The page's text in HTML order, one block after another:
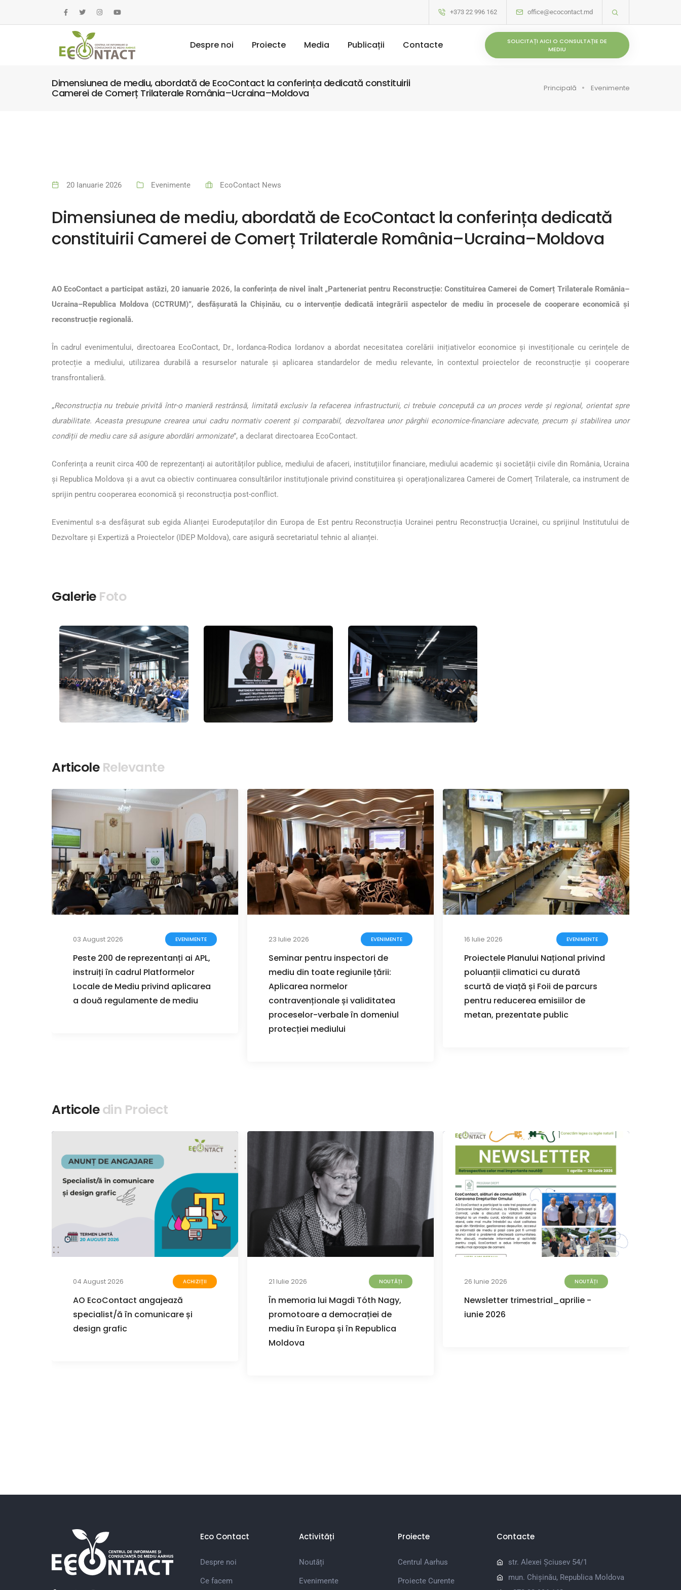
+373 22 996 162 office@ecocontact.md
Despre noi Proiecte Media Publicații Contacte
SOLICITAȚI AICI O CONSULTAȚIE DE
MEDIU
Dimensiunea de mediu, abordată de EcoContact la conferința dedicată constituirii
Camerei de Comerț Trilaterale România–Ucraina–Moldova
Principală Evenimente
20 Ianuarie 2026 Evenimente EcoContact News
Dimensiunea de mediu, abordată de EcoContact la conferința dedicată
constituirii Camerei de Comerț Trilaterale România–Ucraina–Moldova
AO EcoContact a participat astăzi, 20 ianuarie 2026, la conferința de nivel înalt „Parteneriat pentru Reconstrucție: Constituirea Camerei de Comerț Trilaterale România–
Ucraina–Republica Moldova (CCTRUM)”, desfășurată la Chișinău, cu o intervenție dedicată integrării aspectelor de mediu în procesele de cooperare economică și
reconstrucție regională.
În cadrul evenimentului, directoarea EcoContact, Dr., Iordanca-Rodica Iordanov a abordat necesitatea corelării inițiativelor economice și investiționale cu cerințele de
protecție a mediului, utilizarea durabilă a resurselor naturale și aplicarea standardelor de mediu relevante, în contextul proiectelor de reconstrucție și cooperare
transfrontalieră.
„Reconstrucția nu trebuie privită într-o manieră restrânsă, limitată exclusiv la refacerea infrastructurii, ci trebuie concepută ca un proces verde și regional, orientat spre
durabilitate. Aceasta presupune crearea unui cadru normativ coerent și comparabil, dezvoltarea unor pârghii economice-financiare adecvate, precum și stabilirea unor
condiții de mediu care să asigure abordări armonizate”, a declarat directoarea EcoContact.
Conferința a reunit circa 400 de reprezentanți ai autorităților publice, mediului de afaceri, instituțiilor financiare, mediului academic și societății civile din România, Ucraina
și Republica Moldova și a avut ca obiectiv continuarea consultărilor instituționale privind constituirea și operaționalizarea Camerei de Comerț Trilaterale, ca instrument de
sprijin pentru cooperarea economică și reconstrucția post-conflict.
Evenimentul s-a desfășurat sub egida Alianței Eurodeputaților din Europa de Est pentru Reconstrucția Ucrainei pentru Reconstrucția Ucrainei, cu sprijinul Institutului de
Dezvoltare și Expertiză a Proiectelor (IDEP Moldova), care asigură secretariatul tehnic al alianței.
Galerie Foto
Articole Relevante
03 August 2026 EVENIMENTE
Peste 200 de reprezentanți ai APL,
instruiți în cadrul Platformelor
Locale de Mediu privind aplicarea
a două regulamente de mediu
23 Iulie 2026 EVENIMENTE
Seminar pentru inspectori de
mediu din toate regiunile țării:
Aplicarea normelor
contravenționale și validitatea
proceselor-verbale în domeniul
protecției mediului
16 Iulie 2026 EVENIMENTE
Proiectele Planului Național privind
poluanții climatici cu durată
scurtă de viață și Foii de parcurs
pentru reducerea emisiilor de
metan, prezentate public
Articoledin Proiect
04 August 2026 ACHIZIȚII
AO EcoContact angajează
specialist/ă în comunicare și
design grafic
21 Iulie 2026 NOUTĂȚI
În memoria lui Magdi Tóth Nagy,
promotoare a democrației de
mediu în Europa și în Republica
Moldova
26 Iunie 2026 NOUTĂȚI
Newsletter trimestrial_aprilie -
iunie 2026
Eco Contact
Despre noi
Ce facem
Activități
Noutăți
Evenimente
Proiecte
Centrul Aarhus
Proiecte Curente
Contacte
str. Alexei Șciusev 54/1
mun. Chișinău, Republica Moldova